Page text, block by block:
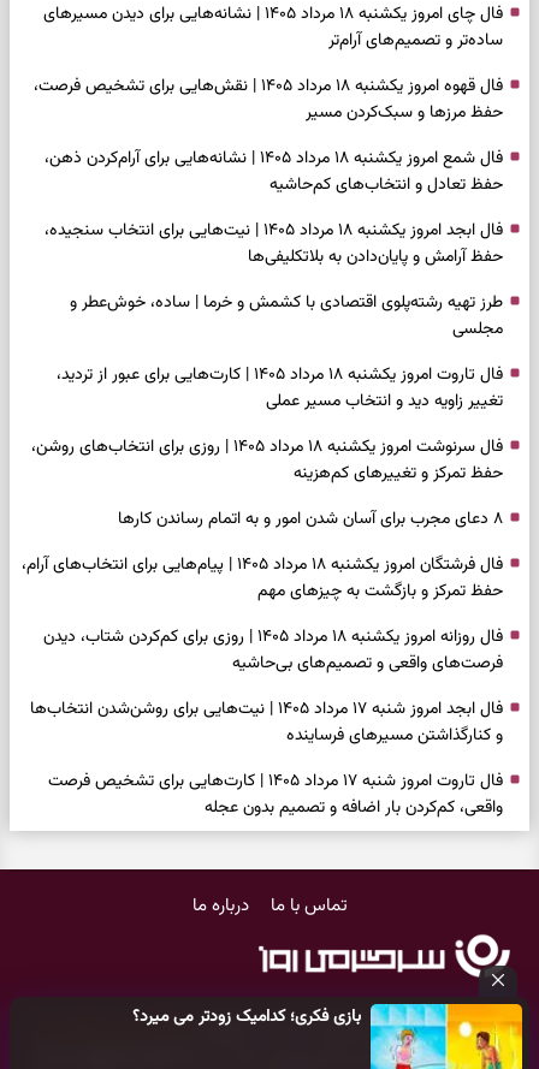
بازی فکری؛ کدامیک زودتر می میرد؟
فال چای امروز یکشنبه ۱۸ مرداد ۱۴۰۵ | نشانه‌هایی برای دیدن مسیرهای
ساده‌تر و تصمیم‌های آرام‌تر
فال قهوه امروز یکشنبه ۱۸ مرداد ۱۴۰۵ | نقش‌هایی برای تشخیص فرصت،
حفظ مرزها و سبک‌کردن مسیر
فال شمع امروز یکشنبه ۱۸ مرداد ۱۴۰۵ | نشانه‌هایی برای آرام‌کردن ذهن،
حفظ تعادل و انتخاب‌های کم‌حاشیه
فال ابجد امروز یکشنبه ۱۸ مرداد ۱۴۰۵ | نیت‌هایی برای انتخاب سنجیده،
حفظ آرامش و پایان‌دادن به بلاتکلیفی‌ها
طرز تهیه رشته‌پلوی اقتصادی با کشمش و خرما | ساده، خوش‌عطر و
مجلسی
فال تاروت امروز یکشنبه ۱۸ مرداد ۱۴۰۵ | کارت‌هایی برای عبور از تردید،
تغییر زاویه دید و انتخاب مسیر عملی
فال سرنوشت امروز یکشنبه ۱۸ مرداد ۱۴۰۵ | روزی برای انتخاب‌های روشن،
حفظ تمرکز و تغییرهای کم‌هزینه
۸ دعای مجرب برای آسان شدن امور و به اتمام رساندن کار‌ها
فال فرشتگان امروز یکشنبه ۱۸ مرداد ۱۴۰۵ | پیام‌هایی برای انتخاب‌های آرام،
حفظ تمرکز و بازگشت به چیزهای مهم
فال روزانه امروز یکشنبه ۱۸ مرداد ۱۴۰۵ | روزی برای کم‌کردن شتاب، دیدن
فرصت‌های واقعی و تصمیم‌های بی‌حاشیه
فال ابجد امروز شنبه ۱۷ مرداد ۱۴۰۵ | نیت‌هایی برای روشن‌شدن انتخاب‌ها
و کنارگذاشتن مسیرهای فرساینده
فال تاروت امروز شنبه ۱۷ مرداد ۱۴۰۵ | کارت‌هایی برای تشخیص فرصت
واقعی، کم‌کردن بار اضافه و تصمیم بدون عجله
بخوانید
حفظ ارزش‌ها و سبک‌کردن ذهن
تماس با ما درباره ما
کلیه حقوق مادی و معنوی این سایت متعلق بهپایگاه خبری سرگرمی روز
می‌باشد و هر گونه کپی‌برداری توسط دیگر سایت‌ها